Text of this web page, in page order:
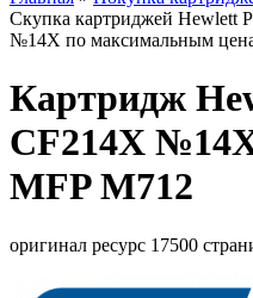
Скупка картриджей Hewlett
№14X по максимальным
Картридж
CF214X
MFP M712
оригинал ресурс 17500